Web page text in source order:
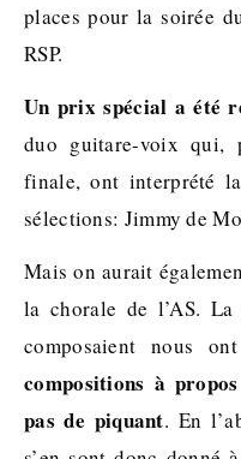
places pour la soirée
RSP.
Un prix spécial a été
duo guitare-voix qui,
finale, ont interprété
sélections: Jimmy de
Mais on aurait
la chorale de l’AS.
composaient nous
compositions à
pas de piquant. En